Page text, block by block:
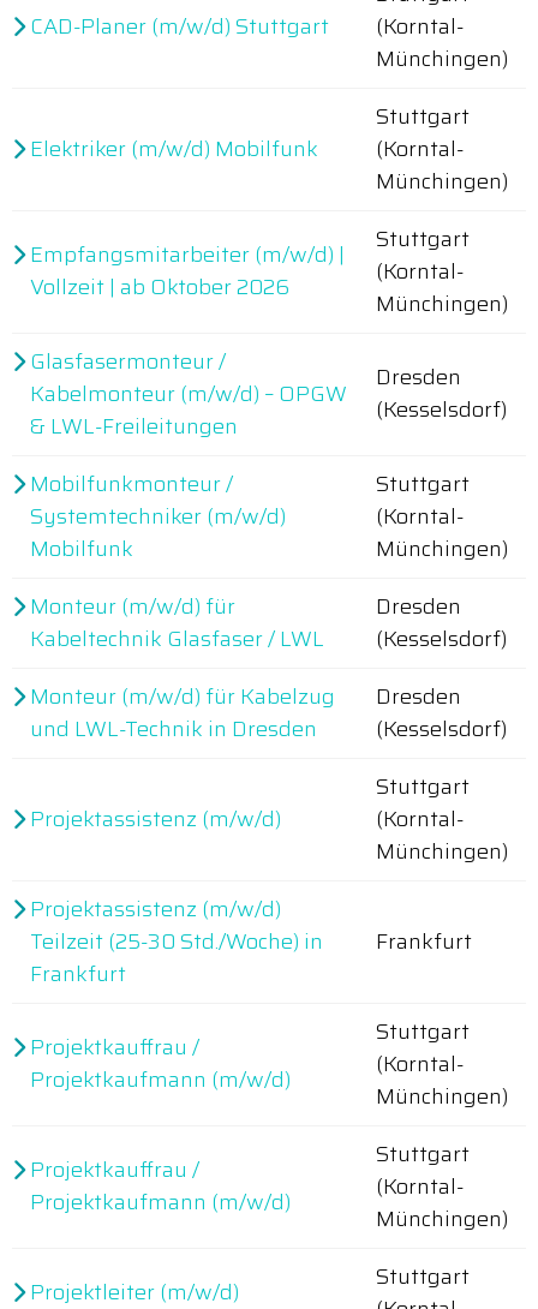
CAD-Planer (m/w/d) Stuttgart
(Korntal-
Münchingen)
Elektriker (m/w/d) Mobilfunk
Stuttgart
(Korntal-
Münchingen)
Empfangsmitarbeiter (m/w/d) |
Vollzeit | ab Oktober 2026
Stuttgart
(Korntal-
Münchingen)
Glasfasermonteur /
Kabelmonteur (m/w/d) – OPGW
& LWL-Freileitungen
Dresden
(Kesselsdorf)
Mobilfunkmonteur /
Systemtechniker (m/w/d)
Mobilfunk
Stuttgart
(Korntal-
Münchingen)
Monteur (m/w/d) für
Kabeltechnik Glasfaser / LWL
Dresden
(Kesselsdorf)
Monteur (m/w/d) für Kabelzug
und LWL-Technik in Dresden
Dresden
(Kesselsdorf)
Projektassistenz (m/w/d)
Stuttgart
(Korntal-
Münchingen)
Projektassistenz (m/w/d)
Teilzeit (25-30 Std./Woche) in
Frankfurt
Frankfurt
Projektkauffrau /
Projektkaufmann (m/w/d)
Stuttgart
(Korntal-
Münchingen)
Projektkauffrau /
Projektkaufmann (m/w/d)
Stuttgart
(Korntal-
Münchingen)
Projektleiter (m/w/d)
Stuttgart